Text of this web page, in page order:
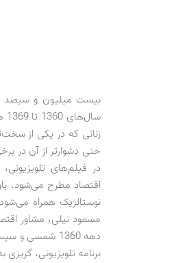
بیست میلیون و سیصد
حتی دشوارتر از آن در
در فیلم‌های
اقتصاد مطرح می‌شود.
نوستالژیک همراه
مسعود نیلی، مشاور
دهه 1360
برنامه تلویزیونی،